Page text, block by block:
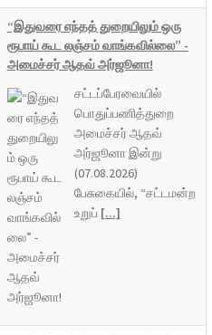
“இதுவரை எந்தத் துறையிலும் ஒரு
ரூபாய் கூட லஞ்சம் வாங்கவில்லை” -
அமைச்சர் ஆதவ் அர்ஜூனா!
சட்டப்பேரவையில்
பொதுப்பணித்துறை
அமைச்சர் ஆதவ்
அர்ஜூனா இன்று
(07.08.2026)
பேசுகையில், “சட்டமன்ற
உறுப் [...]